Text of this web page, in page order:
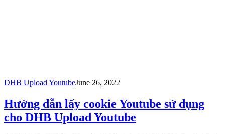
DHB Upload YoutubeJune 26, 2022
Hướng dẫn lấy cookie Youtube sử dụng
cho DHB Upload Youtube